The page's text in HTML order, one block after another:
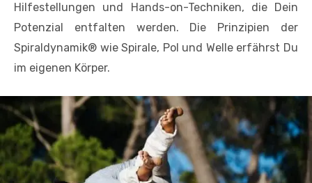
Hilfestellungen und Hands-on-Techniken, die Dein
Potenzial entfalten werden. Die Prinzipien der
Spiraldynamik® wie Spirale, Pol und Welle erfährst Du
im eigenen Körper.